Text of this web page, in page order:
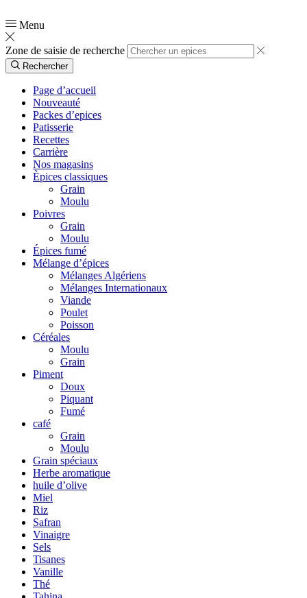
Menu
Zone de saisie de recherche
Rechercher
Page d’accueil
Nouveauté
Packes d’epices
Patisserie
Recettes
Carrière
Nos magasins
Èpices classiques
Grain
Moulu
Poivres
Grain
Moulu
Épices fumé
Mélange d’épices
Mélanges Algériens
Mélanges Internationaux
Viande
Poulet
Poisson
Céréales
Moulu
Grain
Piment
Doux
Piquant
Fumé
café
Grain
Moulu
Grain spéciaux
Herbe aromatique
huile d’olive
Miel
Riz
Safran
Vinaigre
Sels
Tisanes
Vanille
Thé